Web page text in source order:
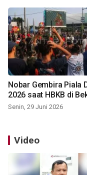
Nobar Gembira Piala
2026 saat HBKB di
Senin, 29 Juni 2026
Video